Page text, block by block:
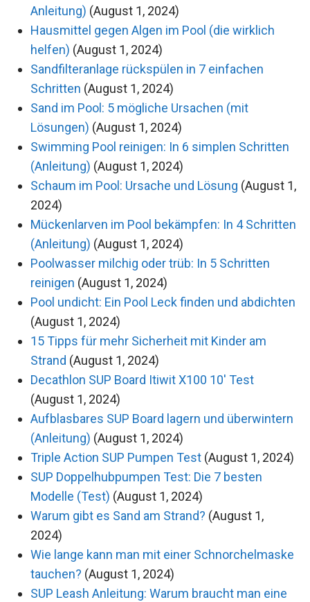
Anleitung) (August 1, 2024)
Hausmittel gegen Algen im Pool (die wirklich
helfen) (August 1, 2024)
Sandfilteranlage rückspülen in 7 einfachen
Schritten (August 1, 2024)
Sand im Pool: 5 mögliche Ursachen (mit
Lösungen) (August 1, 2024)
Swimming Pool reinigen: In 6 simplen Schritten
(Anleitung) (August 1, 2024)
Schaum im Pool: Ursache und Lösung (August 1,
2024)
Mückenlarven im Pool bekämpfen: In 4 Schritten
(Anleitung) (August 1, 2024)
Poolwasser milchig oder trüb: In 5 Schritten
reinigen (August 1, 2024)
Pool undicht: Ein Pool Leck finden und abdichten
(August 1, 2024)
15 Tipps für mehr Sicherheit mit Kinder am
Strand (August 1, 2024)
Decathlon SUP Board Itiwit X100 10' Test
(August 1, 2024)
Aufblasbares SUP Board lagern und überwintern
(Anleitung) (August 1, 2024)
Triple Action SUP Pumpen Test (August 1, 2024)
SUP Doppelhubpumpen Test: Die 7 besten
Modelle (Test) (August 1, 2024)
Warum gibt es Sand am Strand? (August 1,
2024)
Wie lange kann man mit einer Schnorchelmaske
tauchen? (August 1, 2024)
SUP Leash Anleitung: Warum braucht man eine